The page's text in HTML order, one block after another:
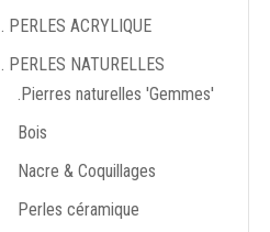
. PERLES ACRYLIQUE
. PERLES NATURELLES
.Pierres naturelles 'Gemmes'
Bois
Nacre & Coquillages
Perles céramique